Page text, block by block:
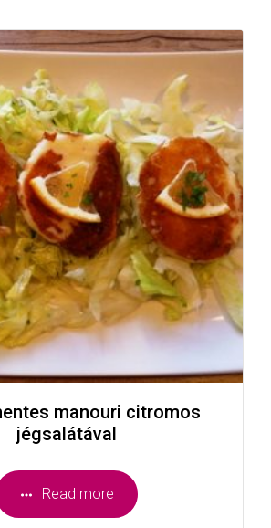
manouri citromos
jégsalátával
Read more